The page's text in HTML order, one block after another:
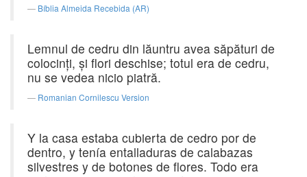
Bíblia Almeida Recebida (AR)
Lemnul de cedru din lăuntru avea săpături de
colocinţi, şi flori deschise; totul era de cedru,
nu se vedea nicio piatră.
Romanian Cornilescu Version
Y la casa estaba cubierta de cedro por de
dentro, y tenía entalladuras de calabazas
silvestres y de botones de flores. Todo era